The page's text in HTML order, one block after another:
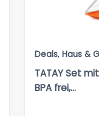
Deals, Haus &
TATAY Set
BPA frei,...